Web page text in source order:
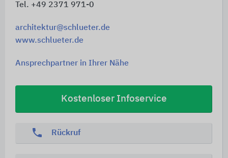
Tel. +49 2371 971-0
architektur@schlueter.de
www.schlueter.de
Ansprechpartner in Ihrer Nähe
Kostenloser Infoservice
phone Rückruf